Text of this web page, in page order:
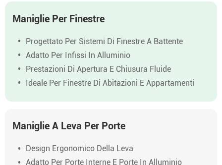
Maniglie Per Finestre
Progettato Per Sistemi Di Finestre A Battente
Adatto Per Infissi In Alluminio
Prestazioni Di Apertura E Chiusura Fluide
Ideale Per Finestre Di Abitazioni E Appartamenti
Maniglie A Leva Per Porte
Design Ergonomico Della Leva
Adatto Per Porte Interne E Porte In Alluminio